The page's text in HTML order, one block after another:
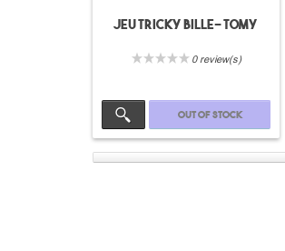
Jeu Tricky bille- Tomy
0 review(s)
Out of stock